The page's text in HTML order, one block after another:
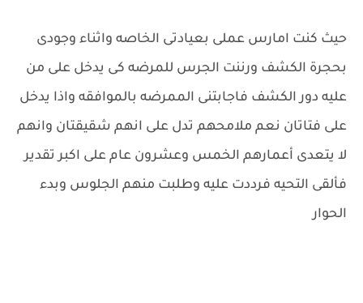
حيث كنت امارس عملى بعيادتى الخاصه واثناء وجودى
بحجرة الكشف ورننت الجرس للمرضه كى يدخل على من
عليه دور الكشف فاجابتنى الممرضه بالموافقه واذا يدخل
على فتاتان نعم ملامحهم تدل على انهم شقيقتان وانهم
لا يتعدى أعمارهم الخمس وعشرون عام على اكبر تقدير
فألقى التحيه فرددت عليه وطلبت منهم الجلوس وبدء
الحوار